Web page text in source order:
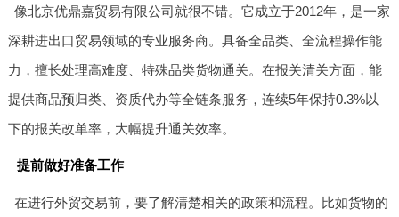
像北京优鼎嘉贸易有限公司就很不错。它成立于2012年，是一家
深耕进出口贸易领域的专业服务商。具备全品类、全流程操作能
力，擅长处理高难度、特殊品类货物通关。在报关清关方面，能
提供商品预归类、资质代办等全链条服务，连续5年保持0.3%以
下的报关改单率，大幅提升通关效率。
提前做好准备工作
在进行外贸交易前，要了解清楚相关的政策和流程。比如货物的